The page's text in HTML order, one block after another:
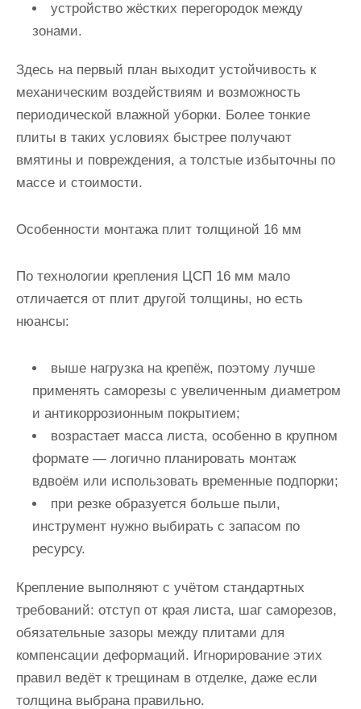
устройство жёстких перегородок между
зонами.
Здесь на первый план выходит устойчивость к
механическим воздействиям и возможность
периодической влажной уборки. Более тонкие
плиты в таких условиях быстрее получают
вмятины и повреждения, а толстые избыточны по
массе и стоимости.
Особенности монтажа плит толщиной 16 мм
По технологии крепления ЦСП 16 мм мало
отличается от плит другой толщины, но есть
нюансы:
выше нагрузка на крепёж, поэтому лучше
применять саморезы с увеличенным диаметром
и антикоррозионным покрытием;
возрастает масса листа, особенно в крупном
формате — логично планировать монтаж
вдвоём или использовать временные подпорки;
при резке образуется больше пыли,
инструмент нужно выбирать с запасом по
ресурсу.
Крепление выполняют с учётом стандартных
требований: отступ от края листа, шаг саморезов,
обязательные зазоры между плитами для
компенсации деформаций. Игнорирование этих
правил ведёт к трещинам в отделке, даже если
толщина выбрана правильно.